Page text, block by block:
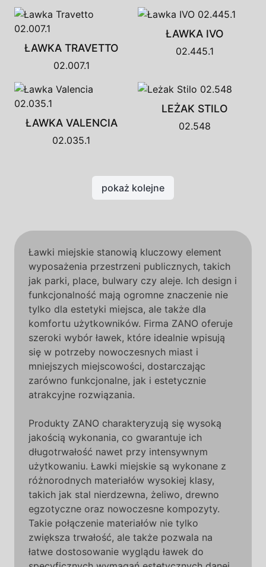
ŁAWKA TRAVETTO
02.007.1
ŁAWKA IVO
02.445.1
ŁAWKA VALENCIA
02.035.1
LEŻAK STILO
02.548
pokaż kolejne
Ławki miejskie stanowią kluczowy element
wyposażenia przestrzeni publicznych, takich
jak parki, place, bulwary czy aleje. Ich design i
funkcjonalność mają ogromne znaczenie nie
tylko dla estetyki miejsca, ale także dla
komfortu użytkowników. Firma ZANO oferuje
szeroki wybór ławek, które idealnie wpisują
się w potrzeby nowoczesnych miast i
mniejszych miejscowości, dostarczając
zarówno funkcjonalne, jak i estetycznie
atrakcyjne rozwiązania.
Produkty ZANO charakteryzują się wysoką
jakością wykonania, co gwarantuje ich
długotrwałość nawet przy intensywnym
użytkowaniu. Ławki miejskie są wykonane z
różnorodnych materiałów wysokiej klasy,
takich jak stal nierdzewna, żeliwo, drewno
egzotyczne oraz nowoczesne kompozyty.
Takie połączenie materiałów nie tylko
zwiększa trwałość, ale także pozwala na
łatwe dostosowanie wyglądu ławek do